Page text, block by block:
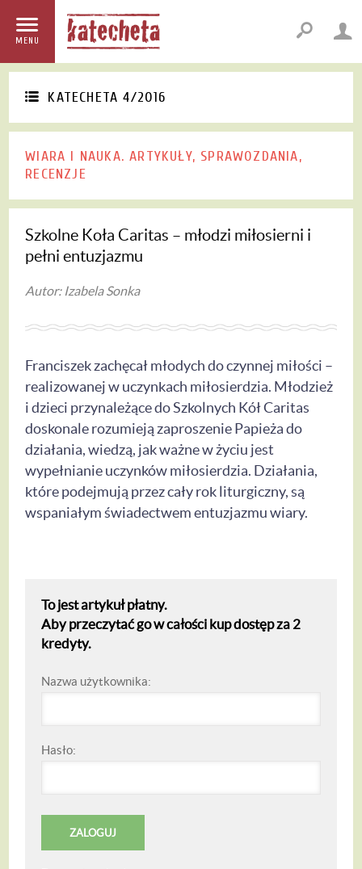
MENU
KATECHETA 4/2016
WIARA I NAUKA. ARTYKUŁY, SPRAWOZDANIA,
RECENZJE
Szkolne Koła Caritas – młodzi miłosierni i
pełni entuzjazmu
Autor: Izabela Sonka
Franciszek zachęcał młodych do czynnej miłości –
realizowanej w uczynkach miłosierdzia. Młodzież
i dzieci przynależące do Szkolnych Kół Caritas
doskonale rozumieją zaproszenie Papieża do
działania, wiedzą, jak ważne w życiu jest
wypełnianie uczynków miłosierdzia. Działania,
które podejmują przez cały rok liturgiczny, są
wspaniałym świadectwem entuzjazmu wiary.
To jest artykuł płatny.
Aby przeczytać go w całości kup dostęp za 2
kredyty.
Nazwa użytkownika:
Hasło: